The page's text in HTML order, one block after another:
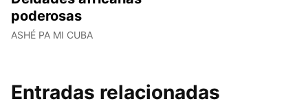
poderosas
ASHÉ PA MI CUBA
Entradas relacionadas